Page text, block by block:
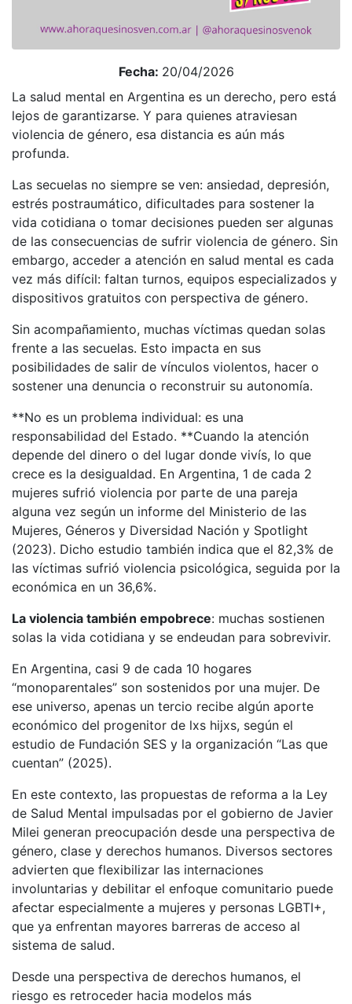
Fecha: 20/04/2026
La salud mental en Argentina es un derecho, pero está
lejos de garantizarse. Y para quienes atraviesan
violencia de género, esa distancia es aún más
profunda.
Las secuelas no siempre se ven: ansiedad, depresión,
estrés postraumático, dificultades para sostener la
vida cotidiana o tomar decisiones pueden ser algunas
de las consecuencias de sufrir violencia de género. Sin
embargo, acceder a atención en salud mental es cada
vez más difícil: faltan turnos, equipos especializados y
dispositivos gratuitos con perspectiva de género.
Sin acompañamiento, muchas víctimas quedan solas
frente a las secuelas. Esto impacta en sus
posibilidades de salir de vínculos violentos, hacer o
sostener una denuncia o reconstruir su autonomía.
**No es un problema individual: es una
responsabilidad del Estado. **Cuando la atención
depende del dinero o del lugar donde vivís, lo que
crece es la desigualdad. En Argentina, 1 de cada 2
mujeres sufrió violencia por parte de una pareja
alguna vez según un informe del Ministerio de las
Mujeres, Géneros y Diversidad Nación y Spotlight
(2023). Dicho estudio también indica que el 82,3% de
las víctimas sufrió violencia psicológica, seguida por la
económica en un 36,6%.
La violencia también empobrece: muchas sostienen
solas la vida cotidiana y se endeudan para sobrevivir.
En Argentina, casi 9 de cada 10 hogares
“monoparentales” son sostenidos por una mujer. De
ese universo, apenas un tercio recibe algún aporte
económico del progenitor de lxs hijxs, según el
estudio de Fundación SES y la organización “Las que
cuentan” (2025).
En este contexto, las propuestas de reforma a la Ley
de Salud Mental impulsadas por el gobierno de Javier
Milei generan preocupación desde una perspectiva de
género, clase y derechos humanos. Diversos sectores
advierten que flexibilizar las internaciones
involuntarias y debilitar el enfoque comunitario puede
afectar especialmente a mujeres y personas LGBTI+,
que ya enfrentan mayores barreras de acceso al
sistema de salud.
Desde una perspectiva de derechos humanos, el
riesgo es retroceder hacia modelos más